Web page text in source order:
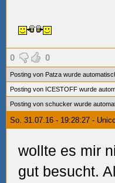
0 0
Posting von Patza wurde
Posting von ICESTOFF wurde
Posting von schucker wurde
So. 31.07.16 - 19:28:27 -
wollte es mir
gut besucht.